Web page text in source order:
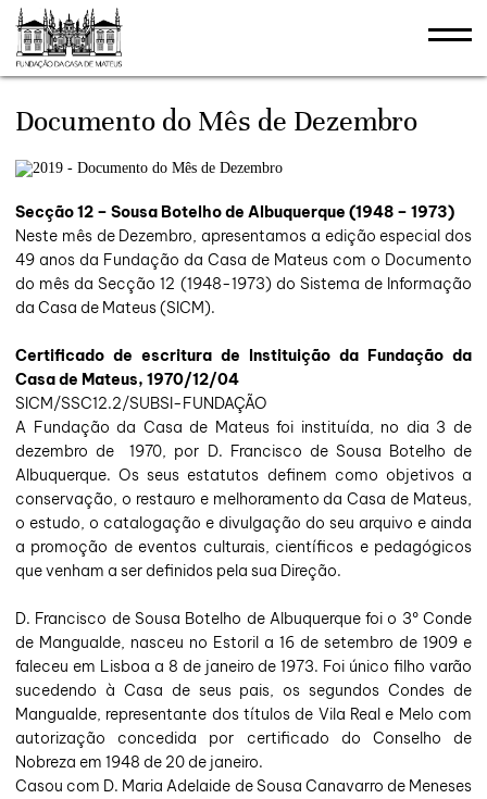
Documento do Mês de Dezembro
Secção 12 – Sousa Botelho de Albuquerque (1948 – 1973)
Neste mês de Dezembro, apresentamos a edição especial dos
49 anos da Fundação da Casa de Mateus com o Documento
do mês da Secção 12 (1948-1973) do Sistema de Informação
da Casa de Mateus (SICM).
Certificado de escritura de Instituição da Fundação da
Casa de Mateus, 1970/12/04
SICM/SSC12.2/SUBSI-FUNDAÇÃO
A Fundação da Casa de Mateus foi instituída, no dia 3 de
dezembro de 1970, por D. Francisco de Sousa Botelho de
Albuquerque. Os seus estatutos definem como objetivos a
conservação, o restauro e melhoramento da Casa de Mateus,
o estudo, o catalogação e divulgação do seu arquivo e ainda
a promoção de eventos culturais, científicos e pedagógicos
que venham a ser definidos pela sua Direção.
D. Francisco de Sousa Botelho de Albuquerque foi o 3º Conde
de Mangualde, nasceu no Estoril a 16 de setembro de 1909 e
faleceu em Lisboa a 8 de janeiro de 1973. Foi único filho varão
sucedendo à Casa de seus pais, os segundos Condes de
Mangualde, representante dos títulos de Vila Real e Melo com
autorização concedida por certificado do Conselho de
Nobreza em 1948 de 20 de janeiro.
Casou com D. Maria Adelaide de Sousa Canavarro de Meneses